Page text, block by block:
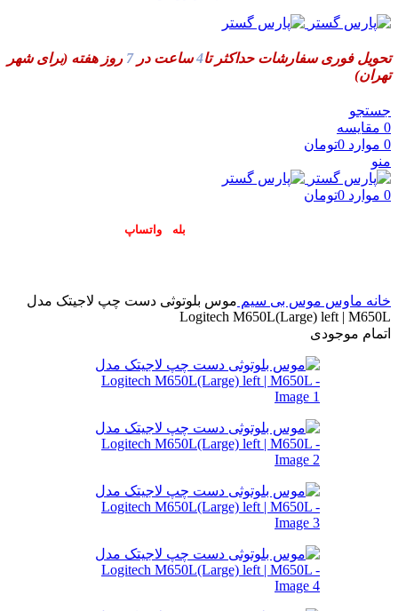
تحویل فوری سفارشات حداکثر تا4ساعت در7 روز هفته (برای شهر
تهران)
جستجو
0 مقایسه
0 موارد 0تومان
منو
0 موارد 0تومان
بله واتساپ
خانه ماوس موس بی سیم موس بلوتوثی دست چپ لاجیتک مدل
Logitech M650L(Large) left | M650L
اتمام موجودی